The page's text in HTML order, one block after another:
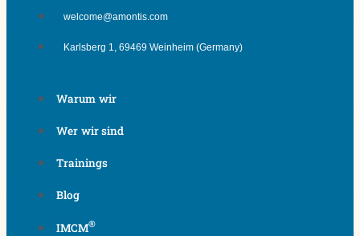
welcome@amontis.com
Karlsberg 1, 69469 Weinheim (Germany)
Warum wir
Wer wir sind
Trainings
Blog
IMCM®